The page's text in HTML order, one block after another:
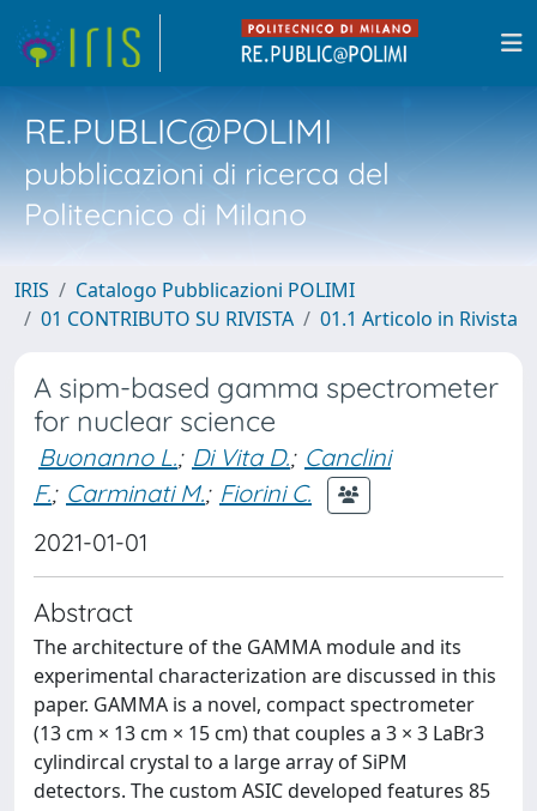
RE.PUBLIC@POLIMI
pubblicazioni di ricerca del
Politecnico di Milano
IRIS
Catalogo Pubblicazioni POLIMI
01 CONTRIBUTO SU RIVISTA
01.1 Articolo in Rivista
A sipm-based gamma spectrometer
for nuclear science
Buonanno L.; Di Vita D.; Canclini
F.; Carminati M.; Fiorini C.
2021-01-01
Abstract
The architecture of the GAMMA module and its
experimental characterization are discussed in this
paper. GAMMA is a novel, compact spectrometer
(13 cm × 13 cm × 15 cm) that couples a 3 × 3 LaBr3
cylindircal crystal to a large array of SiPM
detectors. The custom ASIC developed features 85